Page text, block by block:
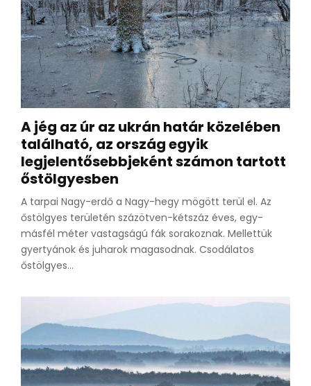
A jég az úr az ukrán határ közelében
található, az ország egyik
legjelentősebbjeként számon tartott
őstölgyesben
A tarpai Nagy-erdő a Nagy-hegy mögött terül el. Az
őstölgyes területén százötven-kétszáz éves, egy-
másfél méter vastagságú fák sorakoznak. Mellettük
gyertyánok és juharok magasodnak. Csodálatos
őstölgyes...